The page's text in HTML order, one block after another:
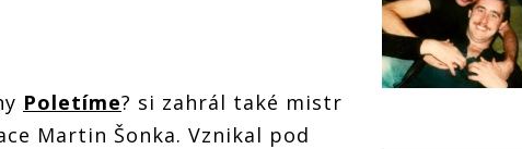
Poletíme? si zahrál také mistr
Martin Šonka. Vznikal pod